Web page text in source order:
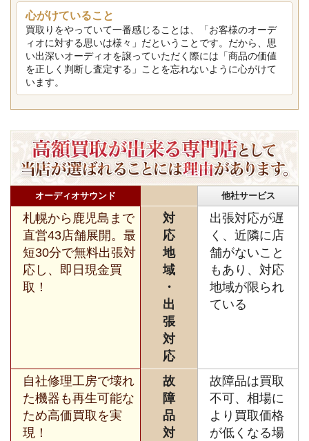
心がけていること
買取りをやっていて一番感じることは、「お客様のオーデ
ィオに対する思いは様々」だということです。だから、思
い出深いオーディオを譲っていただく際には「商品の価値
を正しく判断し査定する」ことを忘れないように心がけて
います。
オーディオサウンド 他社サービス
札幌から鹿児島まで
直営43店舗展開。最
短30分で無料出張対
応し、即日現金買
取！
対
応
地
域
・
出
張
対
応
出張対応が遅
く、近隣に店
舗がないこと
もあり、対応
地域が限られ
ている
自社修理工房で壊れ
た機器も再生可能な
ため高価買取を実
現！
故
障
品
対
故障品は買取
不可、相場に
より買取価格
が低くなる場